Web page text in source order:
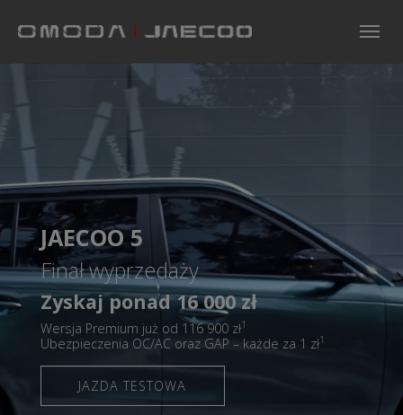
JAECOO 5
Finał wyprzedaży
Zyskaj ponad 16 000 zł
Wersja Premium już od 116 900 zł1
Ubezpieczenia OC/AC oraz GAP – każde za 1 zł1
JAZDA TESTOWA